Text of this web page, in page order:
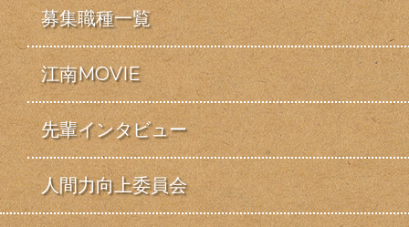
募集職種一覧
江南MOVIE
先輩インタビュー
人間力向上委員会